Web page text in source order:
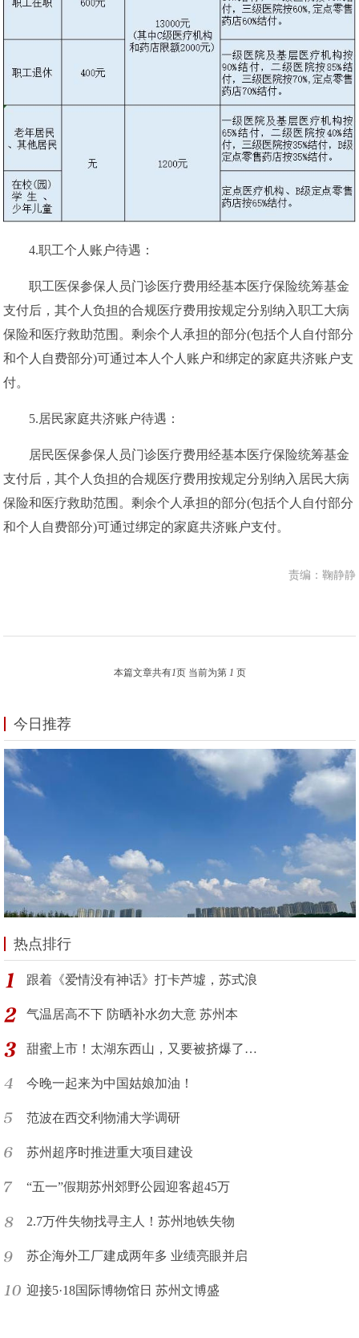
4.职工个人账户待遇：
职工医保参保人员门诊医疗费用经基本医疗保险统筹基金
支付后，其个人负担的合规医疗费用按规定分别纳入职工大病
保险和医疗救助范围。剩余个人承担的部分(包括个人自付部分
和个人自费部分)可通过本人个人账户和绑定的家庭共济账户支
付。
5.居民家庭共济账户待遇：
居民医保参保人员门诊医疗费用经基本医疗保险统筹基金
支付后，其个人负担的合规医疗费用按规定分别纳入居民大病
保险和医疗救助范围。剩余个人承担的部分(包括个人自付部分
和个人自费部分)可通过绑定的家庭共济账户支付。
责编：鞠静静
本篇文章共有1页 当前为第 1 页
今日推荐
热点排行
跟着《爱情没有神话》打卡芦墟，苏式浪
气温居高不下 防晒补水勿大意 苏州本
甜蜜上市！太湖东西山，又要被挤爆了…
今晚一起来为中国姑娘加油！
范波在西交利物浦大学调研
苏州超序时推进重大项目建设
“五一”假期苏州郊野公园迎客超45万
2.7万件失物找寻主人！苏州地铁失物
苏企海外工厂建成两年多 业绩亮眼并启
迎接5·18国际博物馆日 苏州文博盛